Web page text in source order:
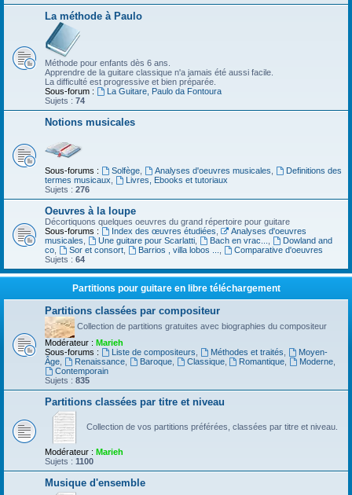
La méthode à Paulo
Méthode pour enfants dès 6 ans.
Apprendre de la guitare classique n'a jamais été aussi facile.
La difficulté est progressive et bien préparée.
Sous-forum :
La Guitare, Paulo da Fontoura
Sujets : 74
Notions musicales
Sous-forums : Solfège, Analyses d'oeuvres musicales
Definitions des
termes musicaux
Livres, Ebooks et tutoriaux
Sujets : 276
Oeuvres à la loupe
Décortiquons quelques oeuvres du grand répertoire pour guitare
Sous-forums :
Index des œuvres étudiées
Analyses d'oeuvres
musicales
Une guitare pour Scarlatti, Bach en vrac...
Dowland and
co
Sor et consort, Barrios , villa lobos ...
Comparative d'oeuvres
Sujets : 64
Partitions pour guitare en libre téléchargement
Partitions classées par compositeur
Collection de partitions gratuites avec biographies du compositeur
Modérateur : Marieh
Sous-forums :
Liste de compositeurs Méthodes et traités
Moyen-
Âge
Renaissance, Baroque, Classique, Romantique Moderne
Contemporain
Sujets : 835
Partitions classées par titre et niveau
Collection de vos partitions préférées, classées par titre et niveau.
Modérateur : Marieh
Sujets : 1100
Musique d'ensemble